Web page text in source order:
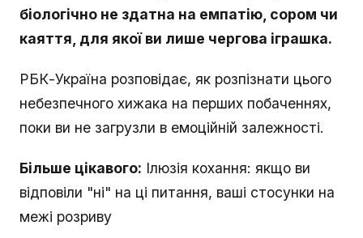
біологічно не здатна на емпатію, сором чи
каяття, для якої ви лише чергова іграшка.
РБК-Україна розповідає, як розпізнати цього
небезпечного хижака на перших побаченнях,
поки ви не загрузли в емоційній залежності.
Більше цікавого: Ілюзія кохання: якщо ви
відповіли "ні" на ці питання, ваші стосунки на
межі розриву